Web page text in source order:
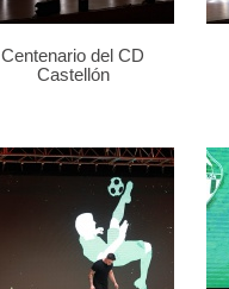
Centenario del CD
Castellón